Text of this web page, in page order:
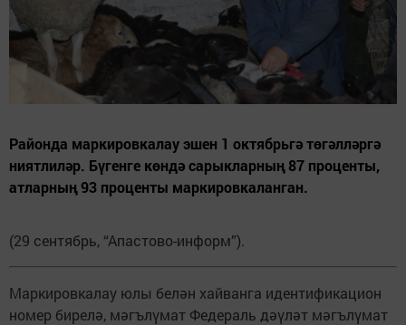
Районда маркировкалау эшен 1 октябрьгә төгәлләргә
ниятлиләр. Бүгенге көндә сарыкларның 87 проценты,
атларның 93 проценты маркировкаланган.
(29 сентябрь, “Апастово-информ”).
Маркировкалау юлы белән хайванга идентификацион
номер бирелә, мәгълүмат Федераль дәүләт мәгълүмат